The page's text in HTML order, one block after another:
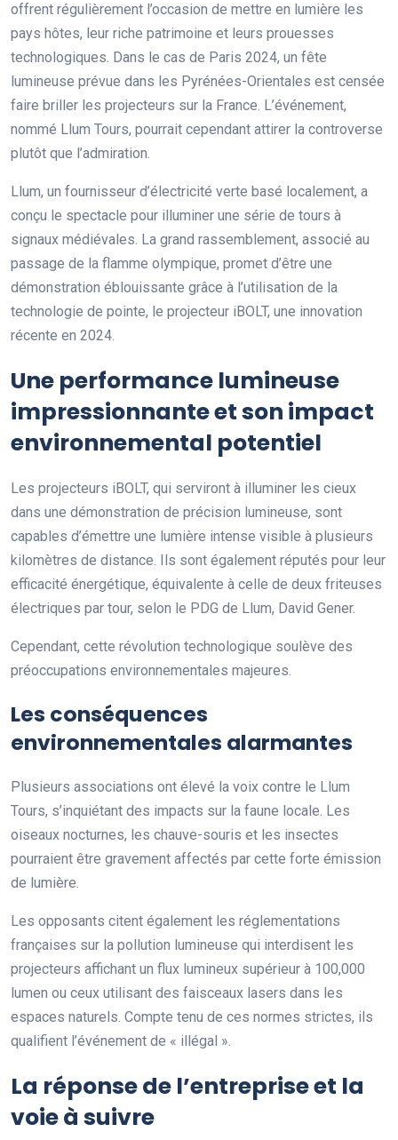
offrent régulièrement l’occasion de mettre en lumière les
pays hôtes, leur riche patrimoine et leurs prouesses
technologiques. Dans le cas de Paris 2024, un fête
lumineuse prévue dans les Pyrénées-Orientales est censée
faire briller les projecteurs sur la France. L’événement,
nommé Llum Tours, pourrait cependant attirer la controverse
plutôt que l’admiration.
Llum, un fournisseur d’électricité verte basé localement, a
conçu le spectacle pour illuminer une série de tours à
signaux médiévales. La grand rassemblement, associé au
passage de la flamme olympique, promet d’être une
démonstration éblouissante grâce à l’utilisation de la
technologie de pointe, le projecteur iBOLT, une innovation
récente en 2024.
Une performance lumineuse
impressionnante et son impact
environnemental potentiel
Les projecteurs iBOLT, qui serviront à illuminer les cieux
dans une démonstration de précision lumineuse, sont
capables d’émettre une lumière intense visible à plusieurs
kilomètres de distance. Ils sont également réputés pour leur
efficacité énergétique, équivalente à celle de deux friteuses
électriques par tour, selon le PDG de Llum, David Gener.
Cependant, cette révolution technologique soulève des
préoccupations environnementales majeures.
Les conséquences
environnementales alarmantes
Plusieurs associations ont élevé la voix contre le Llum
Tours, s’inquiétant des impacts sur la faune locale. Les
oiseaux nocturnes, les chauve-souris et les insectes
pourraient être gravement affectés par cette forte émission
de lumière.
Les opposants citent également les réglementations
françaises sur la pollution lumineuse qui interdisent les
projecteurs affichant un flux lumineux supérieur à 100,000
lumen ou ceux utilisant des faisceaux lasers dans les
espaces naturels. Compte tenu de ces normes strictes, ils
qualifient l’événement de « illégal ».
La réponse de l’entreprise et la
voie à suivre